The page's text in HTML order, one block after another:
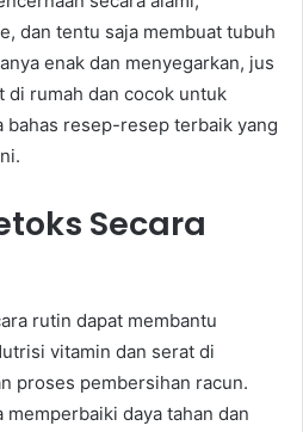
dan tentu saja membuat tubuh
enak dan menyegarkan, jus
di rumah dan cocok untuk
bahas resep-resep terbaik yang
Secara
rutin dapat membantu
vitamin dan serat di
proses pembersihan racun.
daya tahan dan